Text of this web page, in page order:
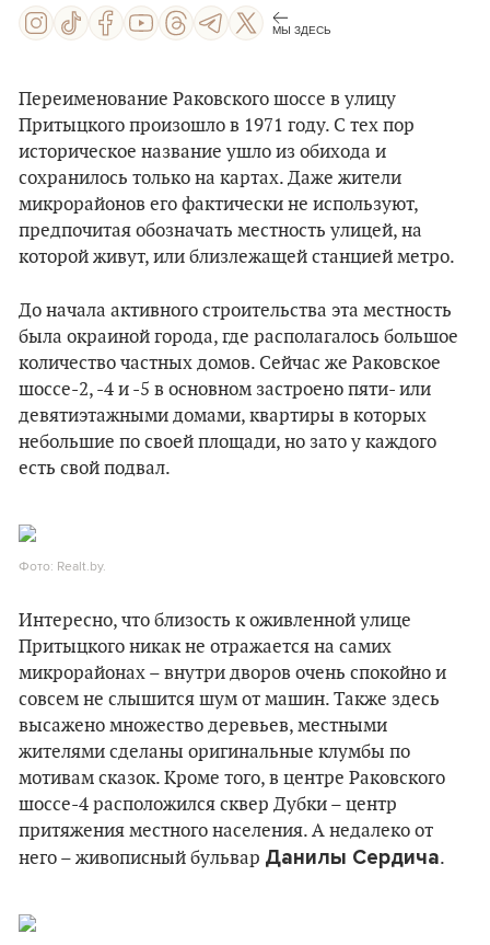
МЫ ЗДЕСЬ
Переименование Раковского шоссе в улицу
Притыцкого произошло в 1971 году. С тех пор
историческое название ушло из обихода и
сохранилось только на картах. Даже жители
микрорайонов его фактически не используют,
предпочитая обозначать местность улицей, на
которой живут, или близлежащей станцией метро.
До начала активного строительства эта местность
была окраиной города, где располагалось большое
количество частных домов. Сейчас же Раковское
шоссе-2, -4 и -5 в основном застроено пяти- или
девятиэтажными домами, квартиры в которых
небольшие по своей площади, но зато у каждого
есть свой подвал.
Фото: Realt.by.
Интересно, что близость к оживленной улице
Притыцкого никак не отражается на самих
микрорайонах – внутри дворов очень спокойно и
совсем не слышится шум от машин. Также здесь
высажено множество деревьев, местными
жителями сделаны оригинальные клумбы по
мотивам сказок. Кроме того, в центре Раковского
шоссе-4 расположился сквер Дубки – центр
притяжения местного населения. А недалеко от
него – живописный бульвар Данилы Сердича.